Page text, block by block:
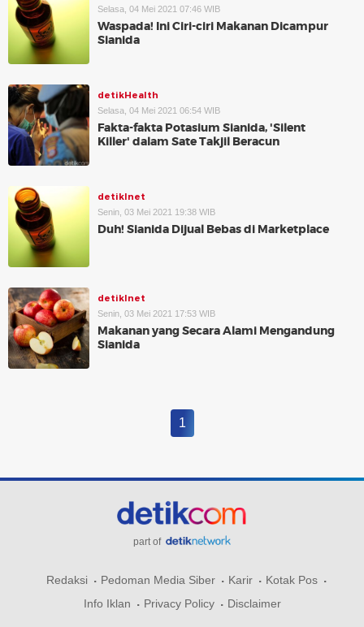
Selasa, 04 Mei 2021 07:46 WIB
Waspada! Ini Ciri-ciri Makanan Dicampur
Sianida
detikHealth
Selasa, 04 Mei 2021 06:54 WIB
Fakta-fakta Potasium Sianida, 'Silent
Killer' dalam Sate Takjil Beracun
detikInet
Senin, 03 Mei 2021 19:38 WIB
Duh! Sianida Dijual Bebas di Marketplace
detikInet
Senin, 03 Mei 2021 17:53 WIB
Makanan yang Secara Alami Mengandung
Sianida
1
part of
Redaksi Pedoman Media Siber Karir
Kotak Pos
Info Iklan
Privacy Policy Disclaimer